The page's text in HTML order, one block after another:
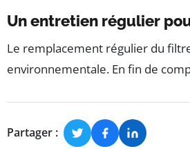
Un entretien régulier
Le remplacement régulier du
environnementale. En fin de
Partager :